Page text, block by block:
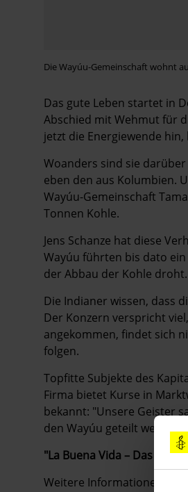
Die Wayúu-Gemeinschaft wohnt
Das gute Leben startet in
Abschied mit Wehmut für
jetzt die Energiewende
Woanders sind sie
eben den aus Kolumbien.
Wayúu-Gemeinschaft
Tonnen Kohle.
Jens Schanze hat diese
Wayúu führten bis dato
der Abbau der Kohle
Die Indianer wissen, dass
Der Konzern verspricht
angekommen, findet sich
folgen.
Topfitte Subjekte des
Firma bietet Kurse in
bekannt: "Unsere Geister
den Wayúu geteilt werden."
"La Buena Vida – Das gute
Weitere Informationen